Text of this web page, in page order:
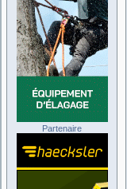
Partenaire